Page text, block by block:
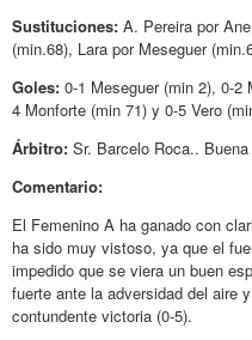
Sustituciones: A. Pereira por
(min.68), Lara por Meseguer
Goles: 0-1 Meseguer (min 2), 0-2
4 Monforte (min 71) y 0-5 Vero
Árbitro: Sr. Barcelo Roca..
Comentario:
El Femenino A ha ganado con
ha sido muy vistoso, ya que el
impedido que se viera un buen
fuerte ante la adversidad del aire
contundente victoria (0-5).